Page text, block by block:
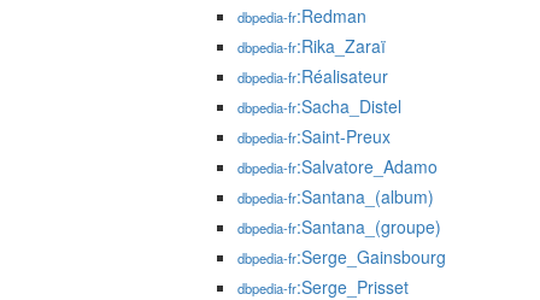
dbpedia-fr:Redman
dbpedia-fr:Rika_Zaraï
dbpedia-fr:Réalisateur
dbpedia-fr:Sacha_Distel
dbpedia-fr:Saint-Preux
dbpedia-fr:Salvatore_Adamo
dbpedia-fr:Santana_(album)
dbpedia-fr:Santana_(groupe)
dbpedia-fr:Serge_Gainsbourg
dbpedia-fr:Serge_Prisset